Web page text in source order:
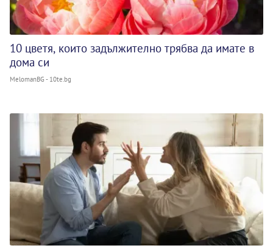
10 цветя, които задължително трябва да имате в
дома си
MelomanBG - 10te.bg